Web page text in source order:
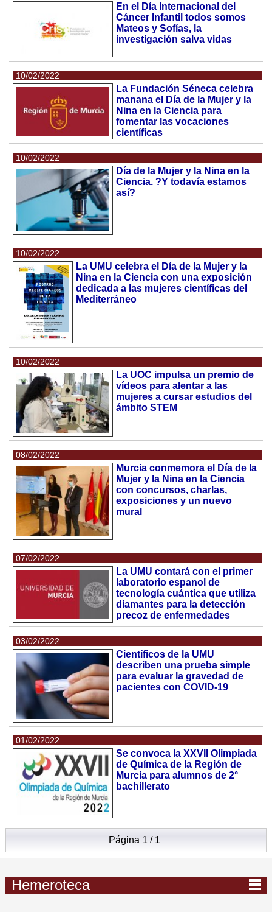
En el Día Internacional del
Cáncer Infantil todos somos
Mateos y Sofías, la
investigación salva vidas
10/02/2022
La Fundación Séneca celebra
manana el Día de la Mujer y la
Nina en la Ciencia para
fomentar las vocaciones
científicas
10/02/2022
Día de la Mujer y la Nina en la
Ciencia. ?Y todavía estamos
así?
10/02/2022
La UMU celebra el Día de la Mujer y la
Nina en la Ciencia con una exposición
dedicada a las mujeres científicas del
Mediterráneo
10/02/2022
La UOC impulsa un premio de
vídeos para alentar a las
mujeres a cursar estudios del
ámbito STEM
08/02/2022
Murcia conmemora el Día de la
Mujer y la Nina en la Ciencia
con concursos, charlas,
exposiciones y un nuevo
mural
07/02/2022
La UMU contará con el primer
laboratorio espanol de
tecnología cuántica que utiliza
diamantes para la detección
precoz de enfermedades
03/02/2022
Científicos de la UMU
describen una prueba simple
para evaluar la gravedad de
pacientes con COVID-19
01/02/2022
Se convoca la XXVII Olimpiada
de Química de la Región de
Murcia para alumnos de 2°
bachillerato
Página 1 / 1
Hemeroteca